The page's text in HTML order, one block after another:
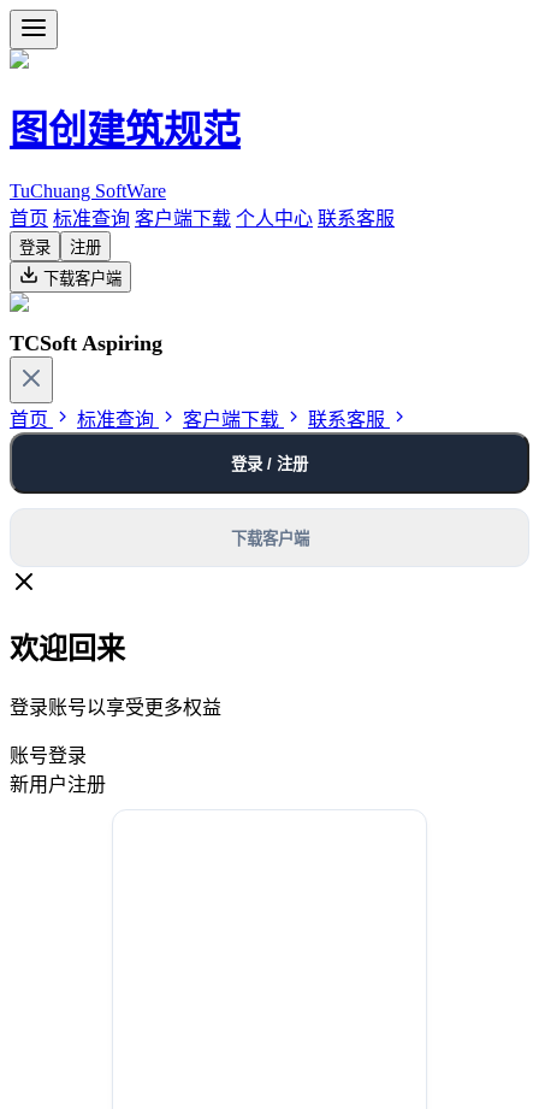
图创建筑规范
TuChuang SoftWare
首页 标准查询 客户端下载 个人中心 联系客服
登录
注册
下载客户端
TCSoft Aspiring
首页 标准查询 客户端下载 联系客服
登录 / 注册
下载客户端
欢迎回来
登录账号以享受更多权益
账号登录
新用户注册